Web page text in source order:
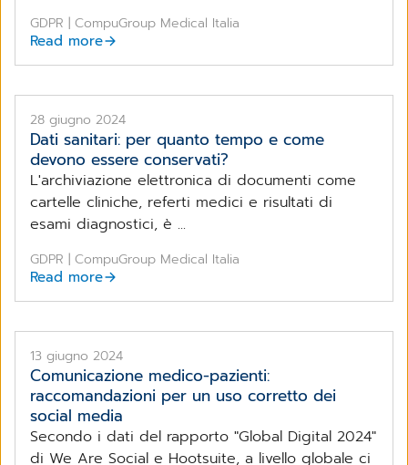
GDPR | CompuGroup Medical Italia
Read more
28 giugno 2024
Dati sanitari: per quanto tempo e come
devono essere conservati?
L'archiviazione elettronica di documenti come
cartelle cliniche, referti medici e risultati di
esami diagnostici, è ...
GDPR | CompuGroup Medical Italia
Read more
13 giugno 2024
Comunicazione medico-pazienti:
raccomandazioni per un uso corretto dei
social media
Secondo i dati del rapporto "Global Digital 2024"
di We Are Social e Hootsuite, a livello globale ci